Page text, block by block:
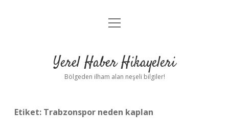
Anasayfa
Yasal Uyarı
menüyü
Yerel Haber Hikayeleri
Bölgeden ilham alan neşeli bilgiler!
Etiket: Trabzonspor neden kaplan